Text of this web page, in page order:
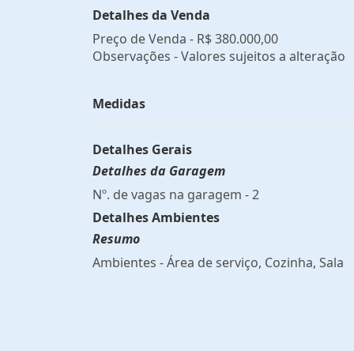
Detalhes da Venda
Preço de Venda - R$ 380.000,00
Observações - Valores sujeitos a alteração
Medidas
Detalhes Gerais
Detalhes da Garagem
Nº. de vagas na garagem - 2
Detalhes Ambientes
Resumo
Ambientes - Área de serviço, Cozinha, Sala